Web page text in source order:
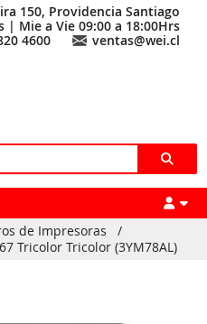
150, Providencia Santiago
| Mie a Vie 09:00 a 18:00Hrs
4600
ventas@wei.cl
de Impresoras
/
Tricolor Tricolor (3YM78AL)